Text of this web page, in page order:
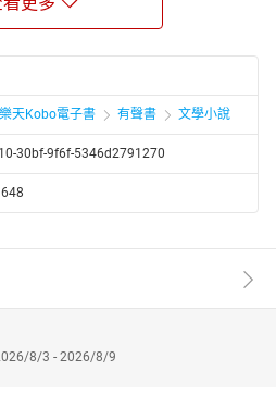
逝者留給世間的聲音
聽見逝者殘留於溪水的聲響。儘管
索走入飛龍峽谷的瀑布，因預料外
中五人罹難。
幽暗、漩渦、湍急，卻也迎接過明
與標籤席捲而來，胡慕情試圖帶讀
追問，走向實際繫上繩索、裝備的
與採訪，重構整起山難從預備進
難者生前的腳步：他們如何愛上山
望的書。每個走向群山、降入溪谷
樂天Kobo電子書 有聲書 文學小說
30bf-9f6f-5346d2791270
8/3 - 2026/8/9